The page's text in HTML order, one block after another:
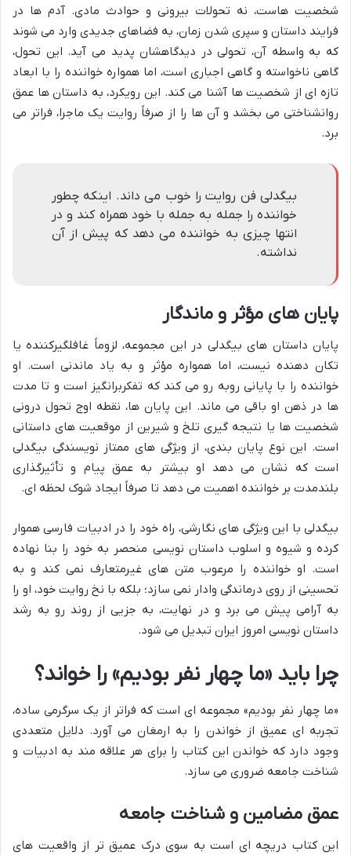
شخصیت هاست، نه تحولات بیرونی و حوادث مادی. آدم ها در
فرایند داستان و سپری شدن زمان، به فضاهای جدیدی وارد می شوند
که به واسطه آن، تحولی در دیدگاهشان پدید می آید. این تحول،
گاهی ناخواسته و گاهی اجباری است، اما همواره خواننده را با ابعاد
تازه ای از شخصیت ها آشنا می کند. این رویکرد، به داستان ها عمق
روانشناختی می بخشد و آن ها را از صرفاً روایت یک ماجرا، فراتر می
برد.
بیگدلی فن روایت را خوب می داند. اینکه چطور
خواننده را جمله به جمله با خود همراه کند و در
انتها چیزی به خواننده می دهد که پیش از آن
نداشته.
پایان های مؤثر و ماندگار
پایان داستان های بیگدلی در این مجموعه، لزوماً غافلگیرکننده یا
تکان دهنده نیست، اما همواره مؤثر و به یاد ماندنی است. او
خواننده را با پایانی روبه رو می کند که تفکربرانگیز است و تا مدت
ها در ذهن او باقی می ماند. این پایان ها، نقطه اوج تحول درونی
شخصیت ها یا نتیجه گیری تلخ و شیرین از موقعیت های داستانی
است. این نوع پایان بندی، از ویژگی های ممتاز نویسندگی بیگدلی
است که نشان می دهد او بیشتر به عمق پیام و تأثیرگذاری
بلندمدت بر خواننده اهمیت می دهد تا صرفاً ایجاد شوک لحظه ای.
بیگدلی با این ویژگی های نگارشی، راه خود را در ادبیات فارسی هموار
کرده و شیوه و اسلوب داستان نویسی منحصر به خود را بنا نهاده
است. او خواننده را مرعوب متن های غیرمتعارف نمی کند و به
تحسینی از روی درماندگی وادار نمی سازد؛ بلکه با نخ روایت خود، او را
به آرامی پیش می برد و در نهایت، به جزیی از روند رو به رشد
داستان نویسی امروز ایران تبدیل می شود.
چرا باید «ما چهار نفر بودیم» را خواند؟
«ما چهار نفر بودیم» مجموعه ای است که فراتر از یک سرگرمی ساده،
تجربه ای عمیق از خواندن را به ارمغان می آورد. دلایل متعددی
وجود دارد که خواندن این کتاب را برای هر علاقه مند به ادبیات و
شناخت جامعه ضروری می سازد.
عمق مضامین و شناخت جامعه
این کتاب دریچه ای است به سوی درک عمیق تر از واقعیت های